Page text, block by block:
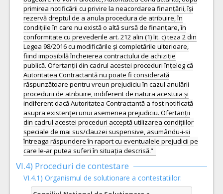
primirea notificării cu privire la neacordarea finanțării, își
rezervă dreptul de a anula procedura de atribuire, în
condițiile în care nu există o altă sursă de finanțare, în
conformitate cu prevederile art. 212 alin (1) lit. c) teza 2 din
Legea 98/2016 cu modificările și completările ulterioare,
fiind imposibilă încheierea contractului de achiziție
publică. Ofertanții din cadrul acestei proceduri înțeleg că
Autoritatea Contractantă nu poate fi considerată
răspunzătoare pentru vreun prejudiciu în cazul anulării
procedurii de atribuire, indiferent de natura acestuia și
indiferent dacă Autoritatea Contractantă a fost notificată
asupra existenței unui asemenea prejudiciu. Ofertanții
din cadrul acestei proceduri acceptă utilizarea condițiilor
speciale de mai sus/clauzei suspensive, asumându-i-si
întreaga răspundere în raport cu eventualele prejudicii pe
care le-ar putea suferi în situația descrisă.”
VI.4) Proceduri de contestare
VI.4.1) Organismul de solutionare a contestatiilor: